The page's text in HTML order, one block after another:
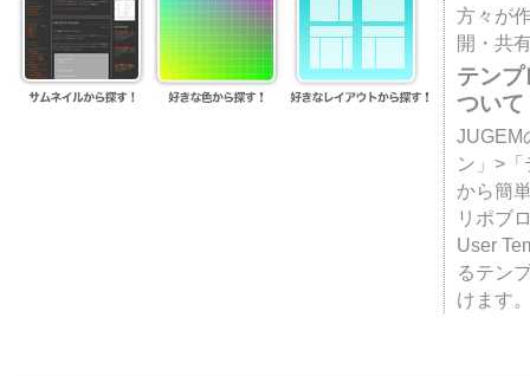
方々が
開・共
テン
ついて
JUGEM
ン」>
から簡
リポブ
User
るテン
けます